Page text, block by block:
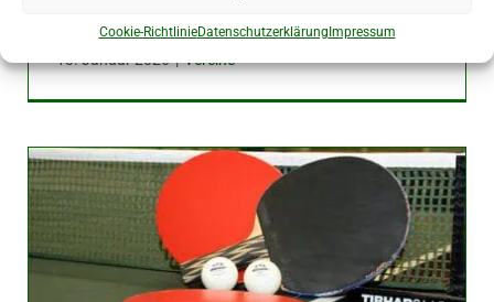
Cookie-RichtlinieDatenschutzerklärung Impressum
Senioren strahlen in neuem Glanz
13. Januar 2026 | Vereine